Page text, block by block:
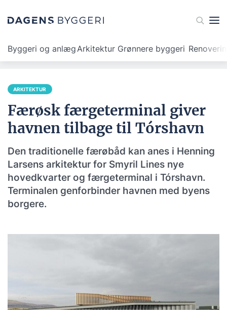
Byggeri og anlægArkitektur Grønnere byggeri
ARKITEKTUR
Færøsk færgeterminal giver
havnen tilbage til Tórshavn
Den traditionelle færøbåd kan anes i Henning
Larsens arkitektur for Smyril Lines nye
hovedkvarter og færgeterminal i Tórshavn.
Terminalen genforbinder havnen med byens
borgere.